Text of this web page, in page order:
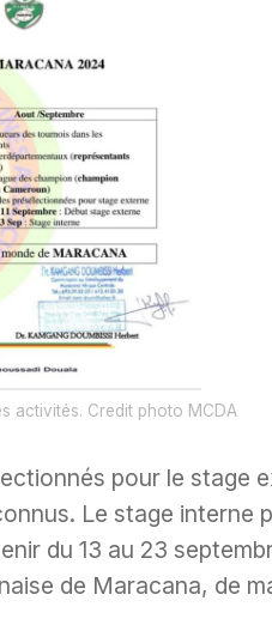
activités. Credit photo MCDA
pour le stage
Le stage interne
du 13 au 23
de Maracana, de